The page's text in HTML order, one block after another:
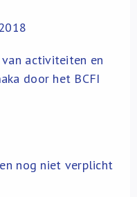
activiteiten en
door het BCFI
nog niet verplicht